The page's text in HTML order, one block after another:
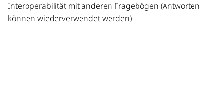
Interoperabilität mit anderen Fragebögen (Antworten
können wiederverwendet werden)